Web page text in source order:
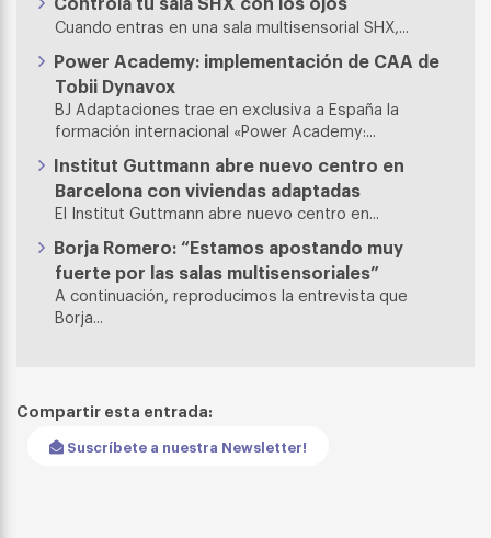
Cuando entras en una sala multisensorial SHX,...
Power Academy: implementación de CAA de
Tobii Dynavox
BJ Adaptaciones trae en exclusiva a España la
formación internacional «Power Academy:...
Institut Guttmann abre nuevo centro en
Barcelona con viviendas adaptadas
El Institut Guttmann abre nuevo centro en...
Borja Romero: “Estamos apostando muy
fuerte por las salas multisensoriales”
A continuación, reproducimos la entrevista que
Borja...
Compartir esta entrada:
Suscríbete a nuestra Newsletter!